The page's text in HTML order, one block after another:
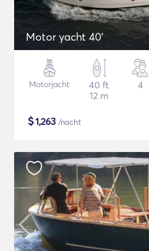
Motor yacht 40'
Motorjacht
40 ft
12 m
4
$1,263 /nacht